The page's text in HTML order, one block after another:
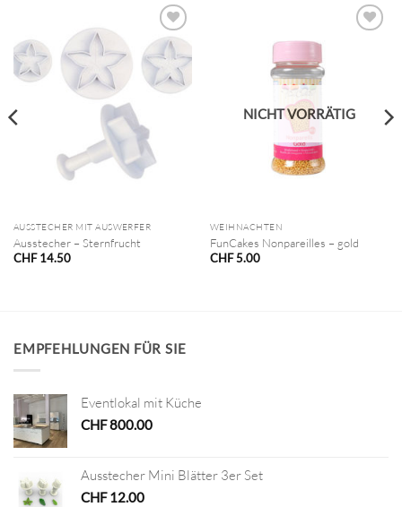
AUSSTECHER MIT AUSWERFER
Ausstecher – Sternfrucht
CHF14.50
NICHT VORRÄTIG
WEIHNACHTEN
FunCakes Nonpareilles – gold
CHF5.00
EMPFEHLUNGEN FÜR SIE
Eventlokal mit Küche
CHF800.00
Ausstecher Mini Blätter 3er Set
CHF12.00